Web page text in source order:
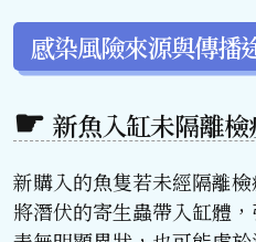
感染風險來源與傳播
新魚入缸未隔離檢
新購入的魚隻若未經隔離
將潛伏的寄生蟲帶入缸體